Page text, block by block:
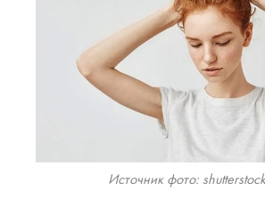
Источник фото: